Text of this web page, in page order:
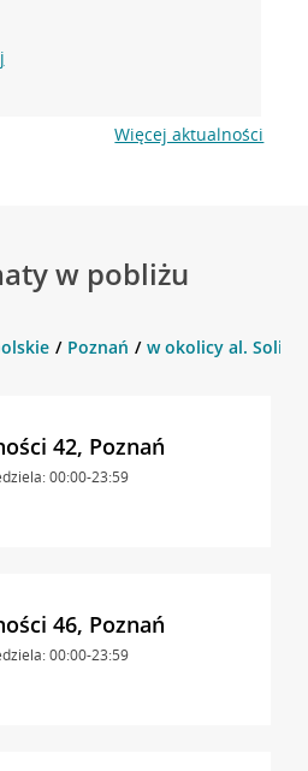
Więcej aktualności
w pobliżu
Poznań w okolicy al.
42, Poznań
00:00-23:59
46, Poznań
00:00-23:59